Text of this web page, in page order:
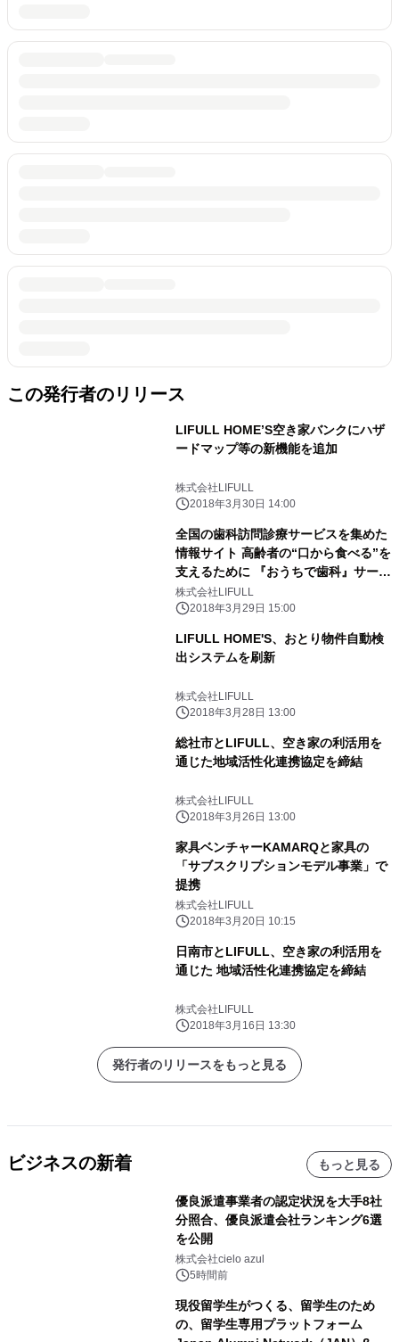
この発行者のリリース
LIFULL HOME’S空き家バンクにハザ
ードマップ等の新機能を追加
株式会社LIFULL
2018年3月30日 14:00
全国の歯科訪問診療サービスを集めた
情報サイト 高齢者の“口から食べる”を
支えるために 『おうちで歯科』サービ
ス開始
株式会社LIFULL
2018年3月29日 15:00
LIFULL HOME'S、おとり物件自動検
出システムを刷新
株式会社LIFULL
2018年3月28日 13:00
総社市とLIFULL、空き家の利活用を
通じた地域活性化連携協定を締結
株式会社LIFULL
2018年3月26日 13:00
家具ベンチャーKAMARQと家具の
「サブスクリプションモデル事業」で
提携
株式会社LIFULL
2018年3月20日 10:15
日南市とLIFULL、空き家の利活用を
通じた 地域活性化連携協定を締結
株式会社LIFULL
2018年3月16日 13:30
発行者のリリースをもっと見る
ビジネスの新着 もっと見る
優良派遣事業者の認定状況を大手8社
分照合、優良派遣会社ランキング6選
を公開
株式会社cielo azul
5時間前
現役留学生がつくる、留学生のため
の、留学生専用プラットフォーム